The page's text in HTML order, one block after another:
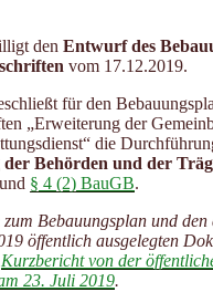
den Entwurf des
vom 17.12.2019.
für den
„Erweiterung der
die
der Behörden und der
und § 4 (2) BauGB.
Bebauungsplan und den
öffentlich ausgelegten
Kurzbericht von der
23. Juli 2019.